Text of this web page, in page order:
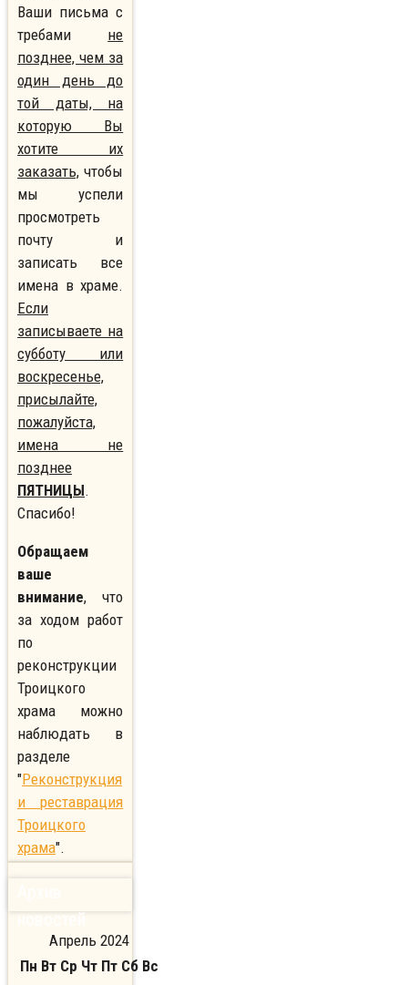
Ваши письма с
требами не
позднее, чем за
один день до
той даты, на
которую Вы
хотите их
заказать, чтобы
мы успели
просмотреть
почту и
записать все
имена в храме.
Если
записываете на
субботу или
воскресенье,
присылайте,
пожалуйста,
имена не
позднее
ПЯТНИЦЫ.
Спасибо!
Обращаем
ваше
внимание, что
за ходом работ
по
реконструкции
Троицкого
храма можно
наблюдать в
разделе
"Реконструкция
и реставрация
Троицкого
храма".
новостей
Апрель 2024
Пн Вт Ср Чт Пт Сб Вс